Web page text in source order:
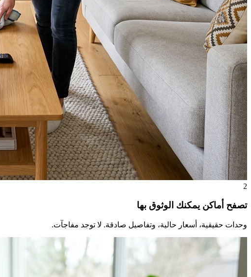
2
تصفح أماكن يمكنك الوثوق بها
وحدات حقيقية، أسعار حالية، وتفاصيل صادقة. لا توجد مفاجآت.